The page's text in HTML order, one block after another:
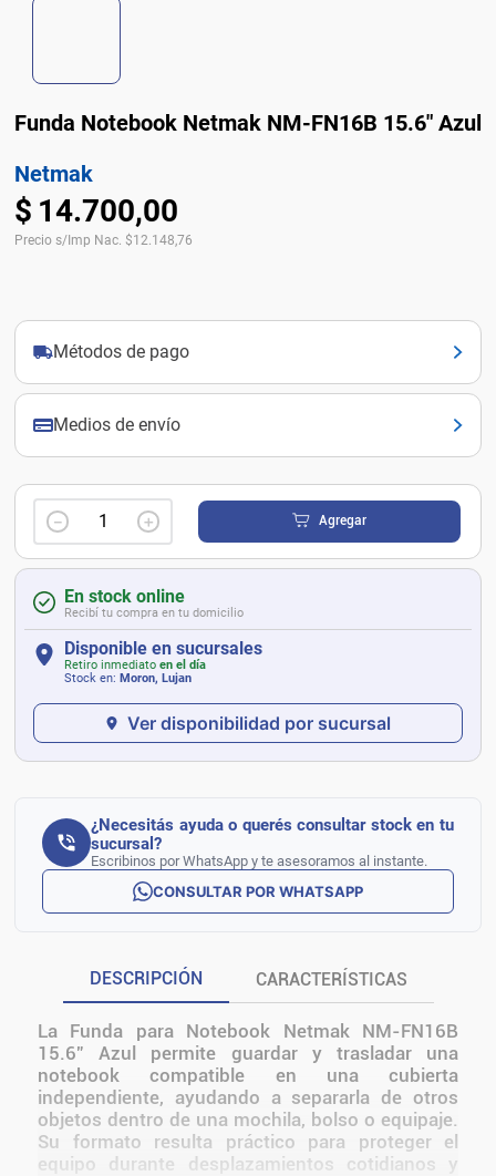
Funda Notebook Netmak NM-FN16B 15.6" Azul
Netmak
$ 14.700,00
Precio s/Imp Nac. $12.148,76
Métodos de pago
Medios de envío
＋
－ Agregar
En stock online
Recibí tu compra en tu domicilio
Disponible en sucursales
Retiro inmediato en el día
Stock en: Moron, Lujan
Ver disponibilidad por sucursal
¿Necesitás ayuda o querés consultar stock en tu
sucursal?
Escribinos por WhatsApp y te asesoramos al instante.
CONSULTAR POR WHATSAPP
DESCRIPCIÓN CARACTERÍSTICAS
La Funda para Notebook Netmak NM-FN16B
15.6” Azul permite guardar y trasladar una
notebook compatible en una cubierta
independiente, ayudando a separarla de otros
objetos dentro de una mochila, bolso o equipaje.
Su formato resulta práctico para proteger el
equipo durante desplazamientos cotidianos y